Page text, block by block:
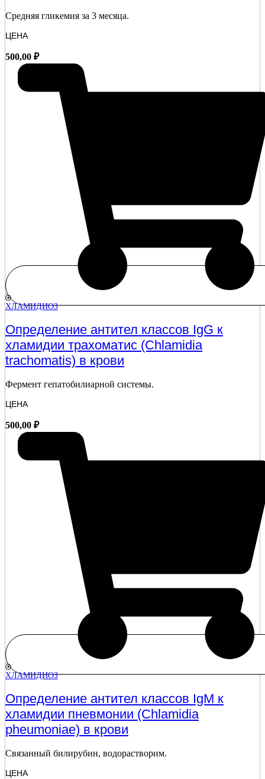
Средняя гликемия за 3 месяца.
ЦЕНА
500,00 ₽
ХЛАМИДИОЗ
Определение антител классов IgG к
хламидии трахоматис (Chlamidia
trachomatis) в крови
Фермент гепатобилиарной системы.
ЦЕНА
500,00 ₽
ХЛАМИДИОЗ
Определение антител классов IgМ к
хламидии пневмонии (Chlamidia
pheumoniae) в крови
Связанный билирубин, водорастворим.
ЦЕНА